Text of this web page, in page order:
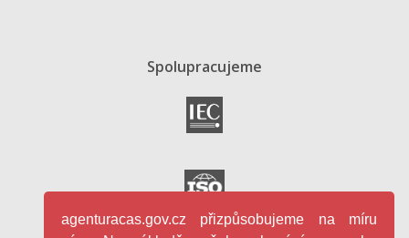
Spolupracujeme
agenturacas.gov.cz přizpůsobujeme na míru